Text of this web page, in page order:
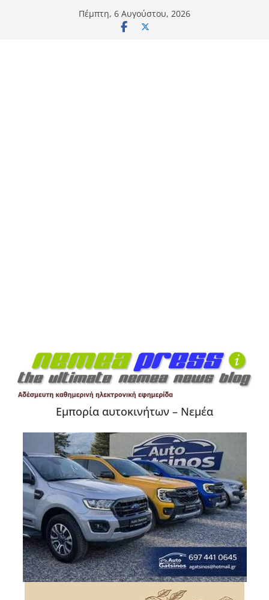
Πέμπτη, 6 Αυγούστου, 2026
Εμπορία αυτοκινήτων – Νεμέα